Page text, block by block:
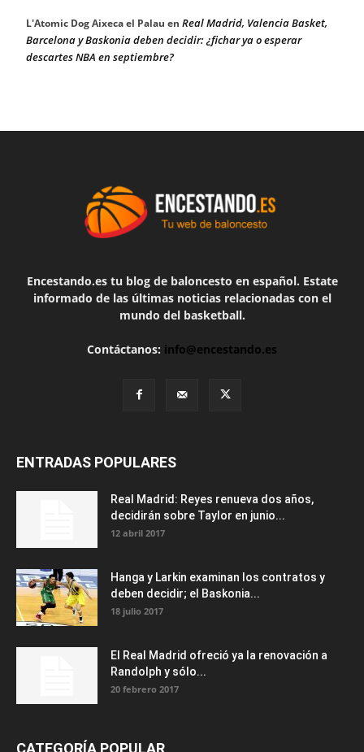
L'Atomic Dog Aixeca el Palau en Real Madrid, Valencia Basket,
Barcelona y Baskonia deben decidir: ¿fichar ya o esperar
descartes NBA en septiembre?
Encestando.es tu blog de baloncesto en español. Estate
informado de las últimas noticias relacionadas con el
mundo del basketball.
Contáctanos: info@encestando.es
ENTRADAS POPULARES
Real Madrid: Reyes renueva dos años,
decidirán sobre Taylor en junio...
12 abril 2017
Hanga y Larkin examinan los contratos y
deben decidir; el Baskonia...
18 julio 2017
El Real Madrid ofreció ya la renovación a
Randolph y sólo...
20 febrero 2017
CATEGORÍA POPULAR